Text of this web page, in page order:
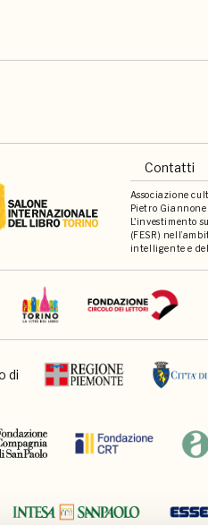
Associazione
Pietro Giannone
L'investimento
(FESR)
intelligente e
Contatti
di